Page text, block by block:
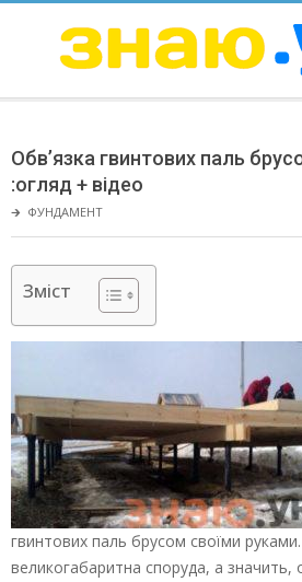
ЗНАЮ
Menu
Обв’язка гвинтових паль
:огляд + відео
🡲 ФУНДАМЕНТ
Зміст
гвинтових паль брусом своїми
великогабаритна споруда, а значить,